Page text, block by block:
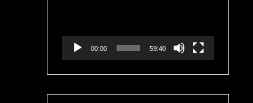
00:00 59:40